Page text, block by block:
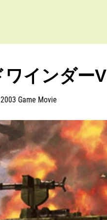
ワインダーV
2003 Game Movie